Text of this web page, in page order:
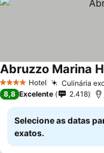
4 EstrelasHotel Culinária
Abruzzo Marina
8,8 Excelente 2.418
Selecione as datas
exatos.